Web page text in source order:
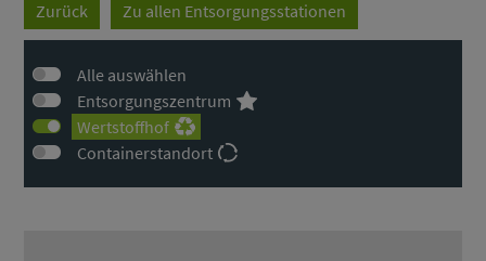
Zurück Zu allen Entsorgungsstationen
Alle auswählen
Entsorgungszentrum
Wertstoffhof
Containerstandort